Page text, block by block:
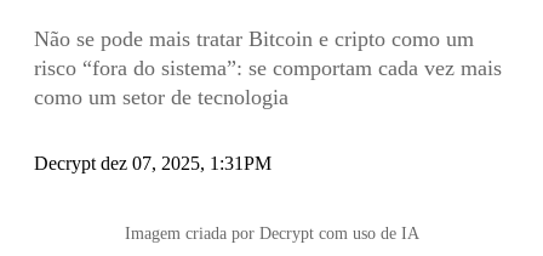
Não se pode mais tratar Bitcoin e cripto como um
risco “fora do sistema”: se comportam cada vez mais
como um setor de tecnologia
Decrypt dez 07, 2025, 1:31PM
Imagem criada por Decrypt com uso de IA